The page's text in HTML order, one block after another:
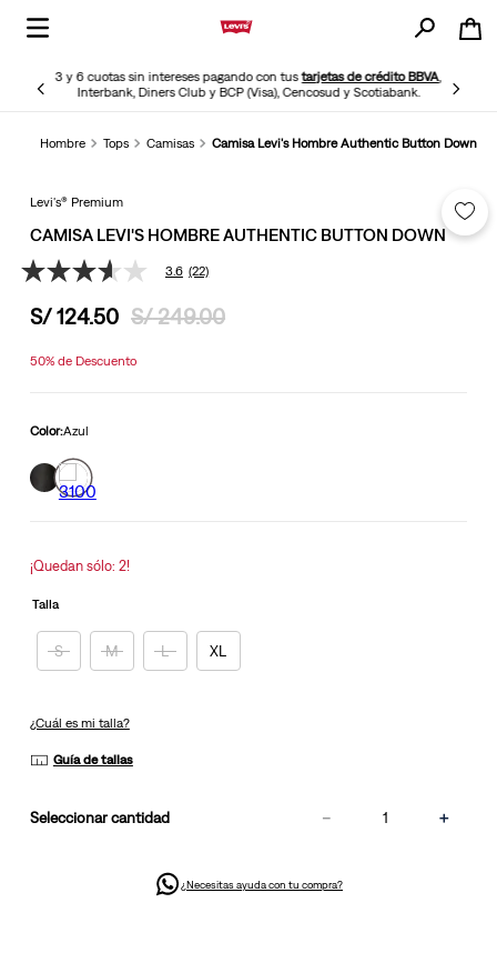
3 y 6 cuotas sin intereses pagando con tustarjetas de crédito BBVA,
Interbank, Diners Club y BCP (Visa), Cencosud y Scotiabank.
Hombre Tops Camisas Camisa Levi's Hombre Authentic Button Down
Levi's® Premium
CAMISA LEVI'S HOMBRE AUTHENTIC BUTTON DOWN
3.6
5
medio
Read
22
Reviews.
Enlace
en
3.6 (22)
S/ 124.50 S/ 249.00
50%de Descuento
Color:Azul
¡Quedan sólo: 2!
Talla
S M L XL
¿Cuál es mi talla?
Guía de tallas
cantidad ＋
－
¿Necesitas ayuda con tu compra?